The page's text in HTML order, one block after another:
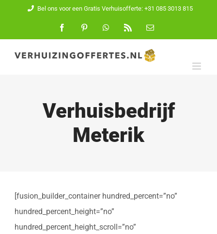
inhoud
Bel ons voor een Gratis Verhuisofferte: +31 085 3013 815
FacebookPinterest WhatsApp
E-
Verhuisbedrijf
Meterik
[fusion_builder_container hundred_percent=”no”
hundred_percent_height=”no”
hundred_percent_height_scroll=”no”